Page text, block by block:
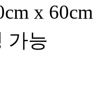
x 60cm
가능